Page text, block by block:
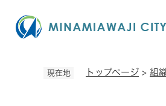
現在地 トップページ > 組